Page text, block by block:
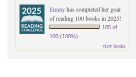
Emmyhas completed her goal
of reading 100 books in 2025!
185 of
100 (100%)
view books